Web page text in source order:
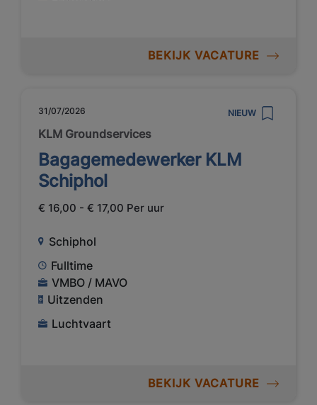
BEKIJK VACATURE
31/07/2026 NIEUW
KLM Groundservices
Bagagemedewerker KLM
Schiphol
€ 16,00 - € 17,00 Per uur
Schiphol
Fulltime
VMBO / MAVO
Uitzenden
Luchtvaart
BEKIJK VACATURE